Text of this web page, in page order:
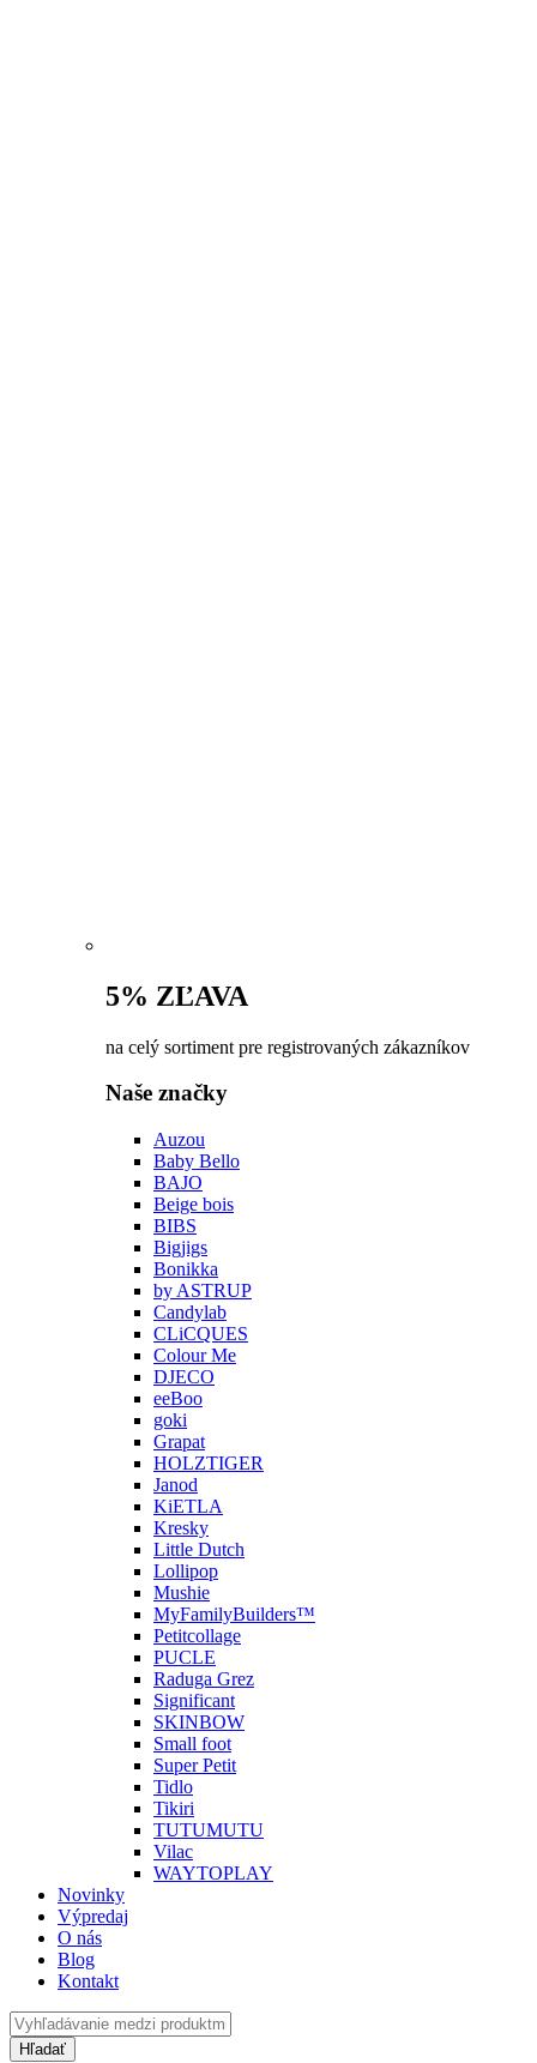
5% ZĽAVA
na celý sortiment pre registrovaných zákazníkov
Naše značky
Auzou
Baby Bello
BAJO
Beige bois
BIBS
Bigjigs
Bonikka
by ASTRUP
Candylab
CLiCQUES
Colour Me
DJECO
eeBoo
goki
Grapat
HOLZTIGER
Janod
KiETLA
Kresky
Little Dutch
Lollipop
Mushie
MyFamilyBuilders™
Petitcollage
PUCLE
Raduga Grez
Significant
SKINBOW
Small foot
Super Petit
Tidlo
Tikiri
TUTUMUTU
Vilac
WAYTOPLAY
Novinky
Výpredaj
O nás
Blog
Kontakt